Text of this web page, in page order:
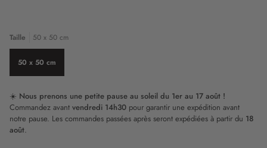
Taille 50 x 50 cm
50 x 50 cm
☀️ Nous prenons une petite pause au soleil du 1er au 17 août !
Commandez avant vendredi 14h30 pour garantir une expédition avant
notre pause. Les commandes passées après seront expédiées à partir du 18
août.